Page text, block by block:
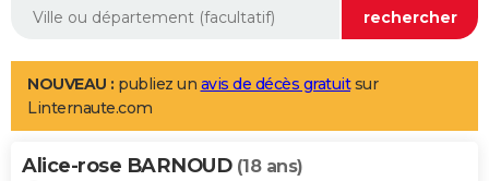
Aménagement intérieur
LIFESTYLE
Art de vivre
Bien-être
Loisirs
Mode
Modes de vie
Alimentation
Guide de la santé
Maladies
Médicaments
Sommeil
VOYAGE
NOUVEAU : publiez un avis de décès gratuitsur
Linternaute.com
Alice-rose BARNOUD (18 ans)